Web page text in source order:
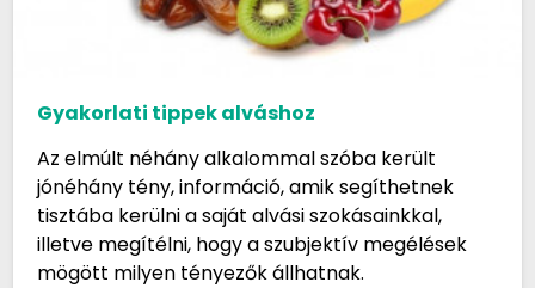
Gyakorlati tippek alváshoz
Az elmúlt néhány alkalommal szóba került
jónéhány tény, információ, amik segíthetnek
tisztába kerülni a saját alvási szokásainkkal,
illetve megítélni, hogy a szubjektív megélések
mögött milyen tényezők állhatnak.